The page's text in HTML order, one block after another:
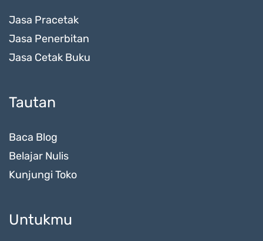
Jasa Pracetak
Jasa Penerbitan
Jasa Cetak Buku
Tautan
Baca Blog
Belajar Nulis
Kunjungi Toko
Untukmu